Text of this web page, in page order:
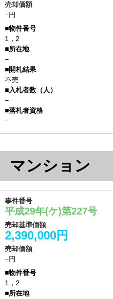
売却価額
−円
1，2
−
不売
−
−
マンション
事件番号
平成29年(ケ)第227号
売却基準価額
2,390,000円
売却価額
−円
1，2